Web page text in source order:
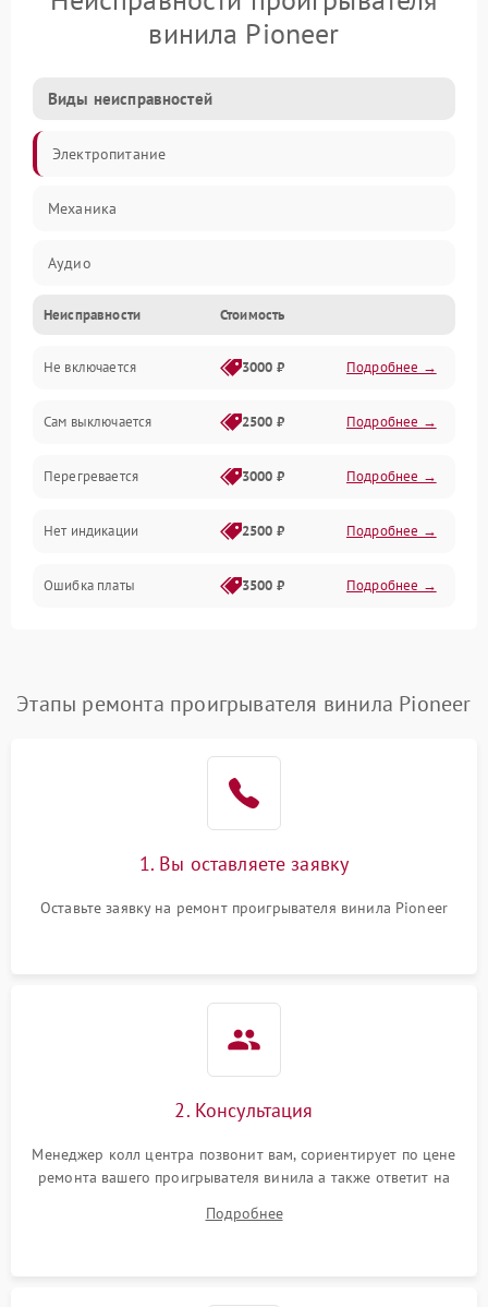
винила Pioneer
Виды неисправностей
Электропитание
Механика
Аудио
Неисправности Стоимость
Не включается 3000 ₽ Подробнее →
Сам выключается 2500 ₽ Подробнее →
Перегревается 3000 ₽ Подробнее →
Нет индикации 2500 ₽ Подробнее →
Ошибка платы 3500 ₽ Подробнее →
Этапы ремонта проигрывателя винила Pioneer
1. Вы оставляете заявку
Оставьте заявку на ремонт проигрывателя винила Pioneer
2. Консультация
Менеджер колл центра позвонит вам, сориентирует по цене
ремонта вашего проигрывателя винила а также ответит на
Подробнее